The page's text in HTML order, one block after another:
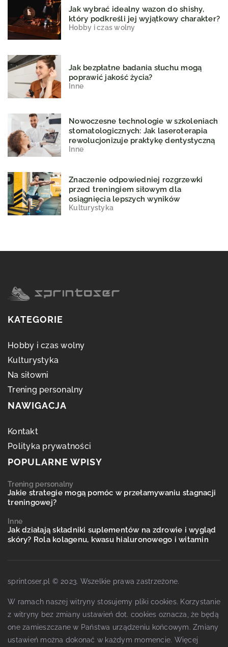
Jak wybrać idealny wazon do shishy,
który podkreśli jej wyjątkowy charakter?
Hobby i czas wolny
Jak bezpłatne badania słuchu mogą
poprawić jakość życia?
Inne
Nowoczesne technologie w szkoleniach
stomatologicznych: Jak laseroterapia
rewolucjonizuje praktykę dentystyczną
Inne
Znaczenie odpowiedniej rozgrzewki
przed treningiem siłowym dla
osiągnięcia lepszych wyników
Kulturystyka
KATEGORIE
Hobby i czas wolny
Kulturystyka
Na siłowni
Trening personalny
NAWIGACJA
Kontakt
Polityka prywatności
POPULARNE WPISY
Trening personalny
Jakie strategie mogą pomóc w przełamywaniu stagnacji
treningowej?
Inne
Jak działają składniki suplementów na zdrowie i wygląd
skóry? Rola kolagenu, kwasu hialuronowego i witamin
sprintoser.pl © 2023. Wszelkie prawa zastrzeżone.
W ramach naszej witryny stosujemy pliki cookies. Korzystanie
z witryny bez zmiany ustawień dot. cookies oznacza, że będą
one zamieszczane w Państwa urządzeniu końcowym. Zmiany
ustawień można dokonać w każdym momencie. Więcej